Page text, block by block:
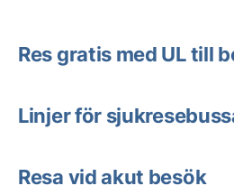
Res gratis med UL till
Linjer för
Resa vid akut besök